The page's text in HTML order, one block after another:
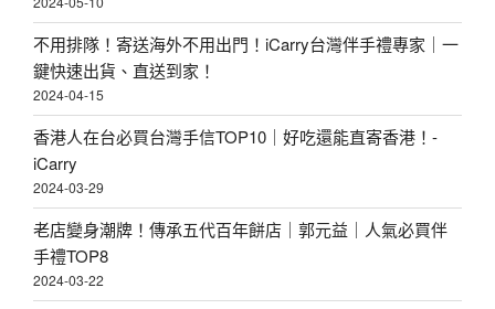
不用排隊！寄送海外不用出門！iCarry台灣伴手禮專家｜一
鍵快速出貨、直送到家！
2024-04-15
香港人在台必買台灣手信TOP10｜好吃還能直寄香港！-
iCarry
2024-03-29
老店變身潮牌！傳承五代百年餅店｜郭元益｜人氣必買伴
手禮TOP8
2024-03-22